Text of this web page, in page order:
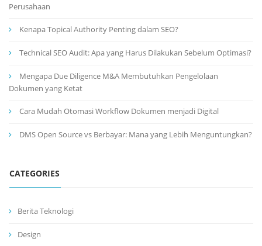
Perusahaan
Kenapa Topical Authority Penting dalam SEO?
Technical SEO Audit: Apa yang Harus Dilakukan Sebelum Optimasi?
Mengapa Due Diligence M&A Membutuhkan Pengelolaan
Dokumen yang Ketat
Cara Mudah Otomasi Workflow Dokumen menjadi Digital
DMS Open Source vs Berbayar: Mana yang Lebih Menguntungkan?
CATEGORIES
Berita Teknologi
Design